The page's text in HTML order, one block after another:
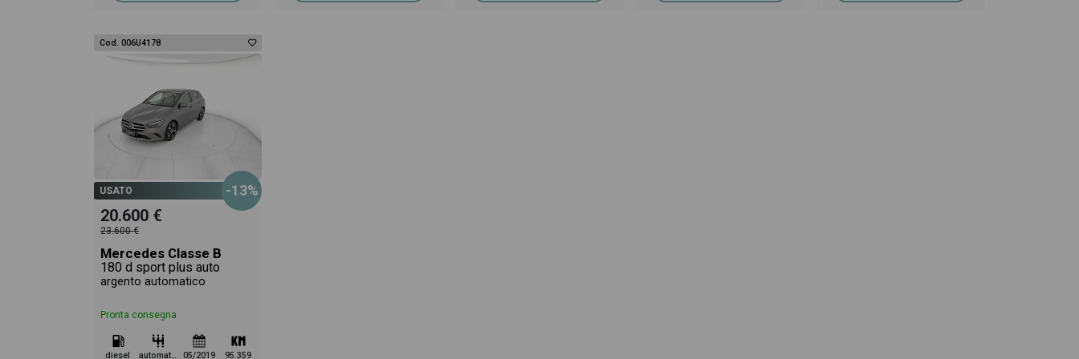
Cod. 006U4178
USATO -13%
20.600 €
23.600 €
Mercedes Classe B
180 d sport plus auto
argento automatico
Pronta consegna
diesel automatico 05/2019 95.359